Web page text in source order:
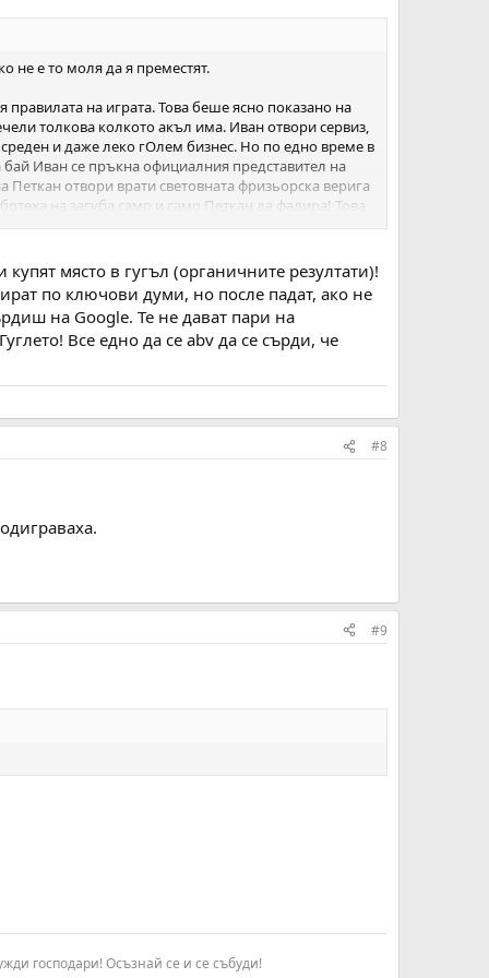
не е то моля да я преместят.
на играта. Това беше ясно показано на
толкова колкото акъл има. Иван отвори сервиз,
и даже леко гОлем бизнес. Но по едно време в
Иван се пръкна официалния представител на
отвори врати световната фризьорска верига
на загуба само и само Петкан да фалира! Това
да бъде направен за няколко хилки макс! Така,
преломен момент и той за интернет настъпи с
Обаче нещата се променят. Кой ще излезна на първо
и отвори онлайн магазин?
няма да сме ние, това ще са големи медийни
новичко сайтче, което даже не съм го обявил на
го индексира и след една седмица реших да
и при тях и пуснах търсене в гугъл на част
е нормално ще му бъда благодарен.
А експеримента го направих чисто от любопитство.
то до няколко години това ще бъде
място в гугъл (органичните резултати)!
по ключови думи, но после падат, ако не
на Google. Те не дават пари на
Все едно да се abv да се сърди, че
#8
#9
господари! Осъзнай се и се събуди!​